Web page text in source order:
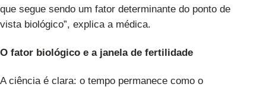
que segue sendo um fator determinante do ponto de
vista biológico”, explica a médica.
O fator biológico e a janela de fertilidade
A ciência é clara: o tempo permanece como o